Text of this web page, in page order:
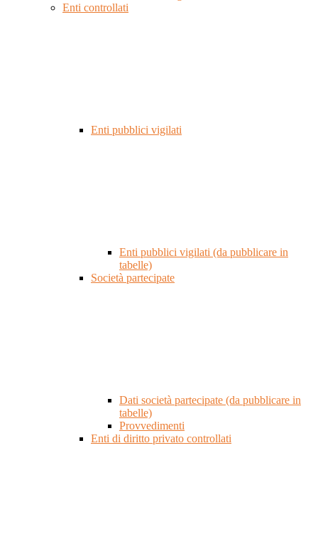
Enti controllati
Enti pubblici vigilati
Enti pubblici vigilati (da pubblicare in
tabelle)
Società partecipate
Dati società partecipate (da pubblicare in
tabelle)
Provvedimenti
Enti di diritto privato controllati